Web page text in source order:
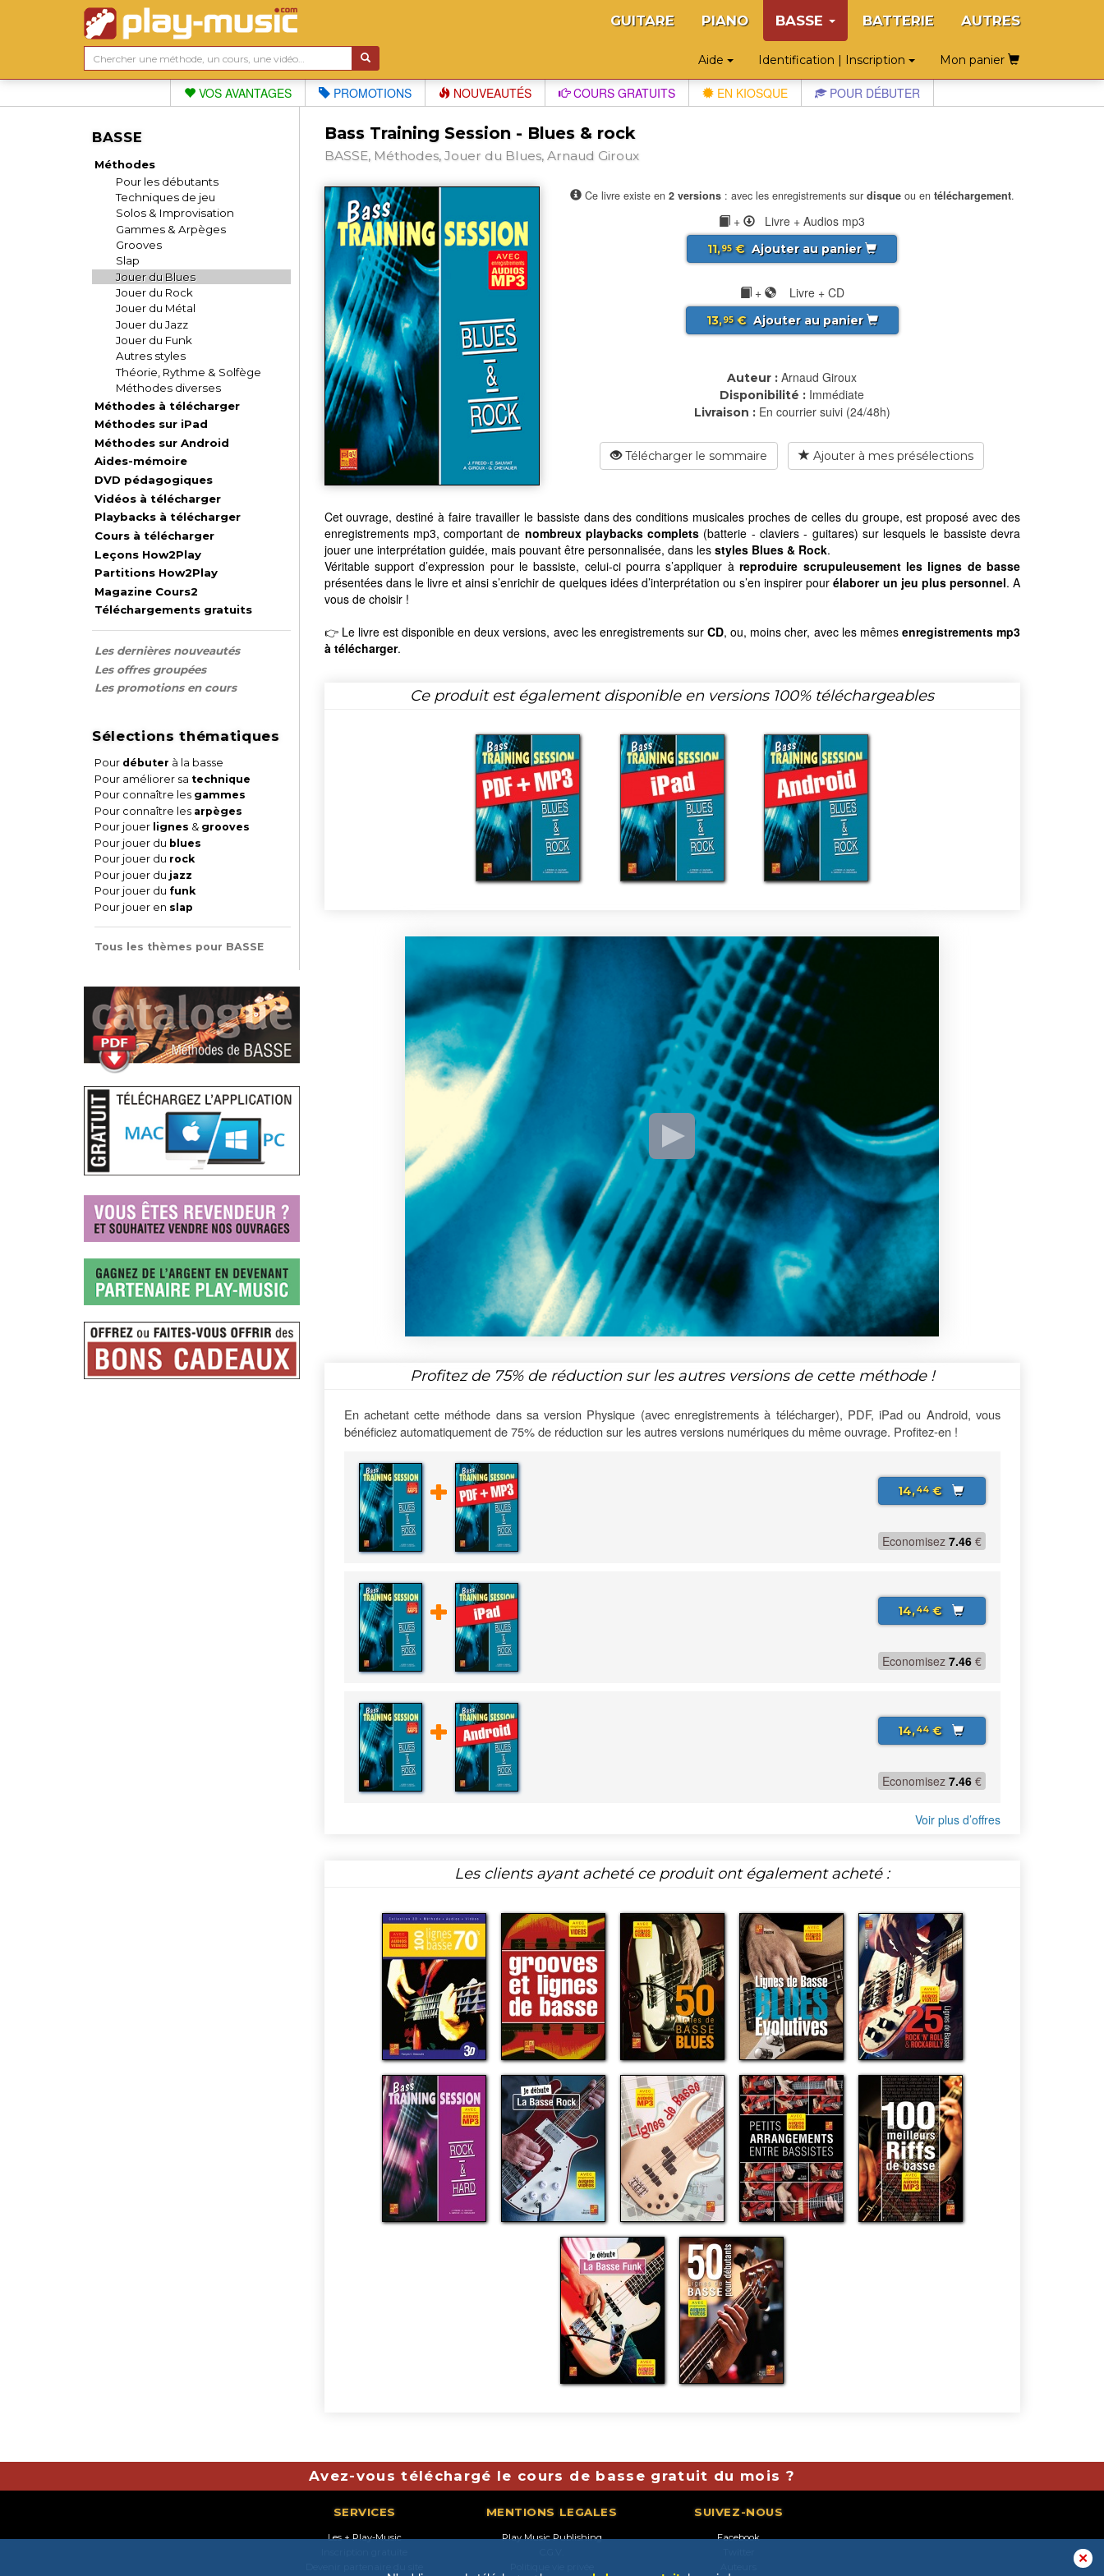
GUITARE PIANO BASSE BATTERIE AUTRES
Aide Identification | Inscription Mon panier
VOS AVANTAGES PROMOTIONS NOUVEAUTÉS COURS GRATUITS EN KIOSQUE POUR DÉBUTER
BASSE
Méthodes
Pour les débutants
Techniques de jeu
Solos & Improvisation
Gammes & Arpèges
Grooves
Slap
Jouer du Blues
Jouer du Rock
Jouer du Métal
Jouer du Jazz
Jouer du Funk
Autres styles
Théorie, Rythme & Solfège
Méthodes diverses
Méthodes à télécharger
Méthodes sur iPad
Méthodes sur Android
Aides-mémoire
DVD pédagogiques
Vidéos à télécharger
Playbacks à télécharger
Cours à télécharger
Leçons How2Play
Partitions How2Play
Magazine Cours2
Téléchargements gratuits
Les dernières nouveautés
Les offres groupées
Les promotions en cours
Sélections thématiques
Pour débuter à la basse
Pour améliorer sa technique
Pour connaître les gammes
Pour connaître les arpèges
Pour jouer lignes & grooves
Pour jouer du blues
Pour jouer du rock
Pour jouer du jazz
Pour jouer du funk
Pour jouer en slap
Tous les thèmes pour BASSE
Bass Training Session - Blues & rock
BASSE, Méthodes, Jouer du Blues, Arnaud Giroux
Ce livre existe en 2 versions: avec les enregistrements sur disqueou en téléchargement.
+ Livre + Audios mp3
11,95€ Ajouter au panier
+ Livre + CD
13,95€ Ajouter au panier
Auteur : Arnaud Giroux
Disponibilité : Immédiate
Livraison : En courrier suivi (24/48h)
Télécharger le sommaire Ajouter à mes présélections
Cet ouvrage, destiné à faire travailler le bassiste dans des conditions musicales proches de celles du groupe, est proposé avec des
enregistrements mp3, comportant de nombreux playbacks complets (batterie - claviers - guitares) sur lesquels le bassiste devra
jouer une interprétation guidée, mais pouvant être personnalisée, dans les styles Blues & Rock.
Véritable support d’expression pour le bassiste, celui-ci pourra s’appliquer àreproduire scrupuleusement les lignes de basse
présentées dans le livre et ainsi s’enrichir de quelques idées d’interprétation ou s’en inspirer pourélaborer un jeu plus personnel. A
vous de choisir !
👉 Le livre est disponible en deux versions, avec les enregistrements surCD, ou, moins cher, avec les mêmes enregistrements mp3
à télécharger.
Ce produit est également disponible en versions 100% téléchargeables
Profitez de 75%de réduction sur les autres versions de cette méthode !
En achetant cette méthode dans sa version Physique (avec enregistrements à télécharger), PDF, iPad ou Android, vous
bénéficiez automatiquement de 75% de réduction sur les autres versions numériques du même ouvrage. Profitez-en !
14,44€
Economisez 7.46 €
14,44€
Economisez 7.46 €
14,44€
Economisez 7.46 €
Voir plus d’offres
Les clients ayant acheté ce produit ont également acheté :
Avez-vous téléchargé le cours de basse gratuit du mois ?
SERVICES
Les + Play-Music
MENTIONS LEGALES
Play Music Publishing
SUIVEZ-NOUS
Facebook
✕